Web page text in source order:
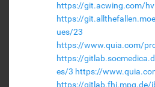
https://git.acwing.com/
https://
ues/23
https://www.quia.com/
https://
es/3 https://
https://gitlab.fhi.mpg.de/